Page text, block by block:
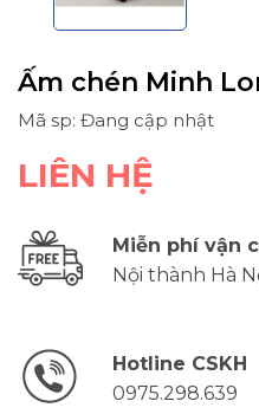
Ấm chén Minh
Mã sp: Đang cập nhật
LIÊN HỆ
Miễn phí vận
Nội thành Hà
Hotline CSKH
0975.298.639